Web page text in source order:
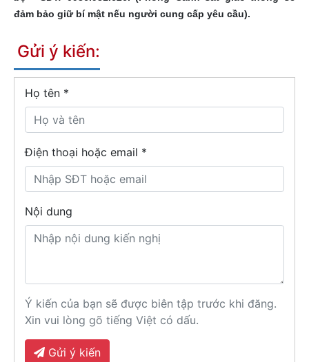
đảm bảo giữ bí mật nếu người cung cấp yêu cầu).
Gửi ý kiến:
Họ tên *
Điện thoại hoặc email *
Nội dung
Ý kiến của bạn sẽ được biên tập trước khi đăng.
Xin vui lòng gõ tiếng Việt có dấu.
Gửi ý kiến